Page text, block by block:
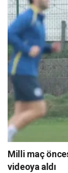
Milli maç
videoya aldı